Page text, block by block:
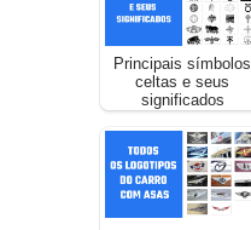
Principais símbolos
celtas e seus
significados